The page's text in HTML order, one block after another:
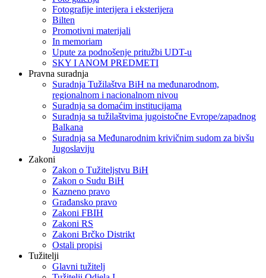
Fotografije interijera i eksterijera
Bilten
Promotivni materijali
In memoriam
Upute za podnošenje pritužbi UDT-u
SKY I ANOM PREDMETI
Pravna suradnja
Suradnja Tužilaštva BiH na međunarodnom,
regionalnom i nacionalnom nivou
Suradnja sa domaćim institucijama
Suradnja sa tužilaštvima jugoistočne Evrope/zapadnog
Balkana
Suradnja sa Međunarodnim krivičnim sudom za bivšu
Jugoslaviju
Zakoni
Zakon o Тužiteljstvu BiH
Zakon o Sudu BiH
Kazneno pravo
Građansko pravo
Zakoni FBIH
Zakoni RS
Zakoni Brčko Distrikt
Ostali propisi
Tužitelji
Glavni tužitelj